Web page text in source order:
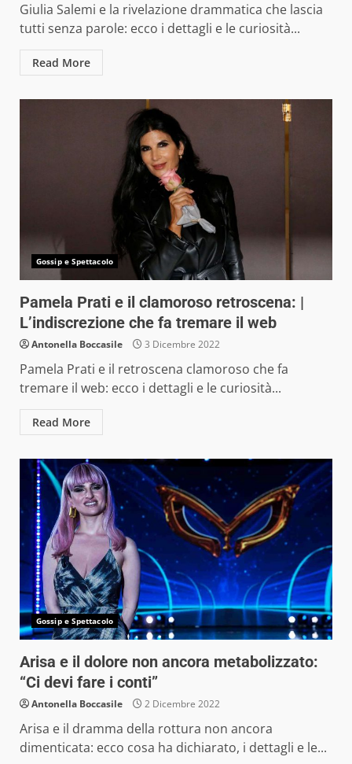
Giulia Salemi e la rivelazione drammatica che lascia
tutti senza parole: ecco i dettagli e le curiosità...
Read More
Gossip e Spettacolo
Pamela Prati e il clamoroso retroscena: |
L’indiscrezione che fa tremare il web
Antonella Boccasile 3 Dicembre 2022
Pamela Prati e il retroscena clamoroso che fa
tremare il web: ecco i dettagli e le curiosità...
Read More
Gossip e Spettacolo
Arisa e il dolore non ancora metabolizzato:
“Ci devi fare i conti”
Antonella Boccasile 2 Dicembre 2022
Arisa e il dramma della rottura non ancora
dimenticata: ecco cosa ha dichiarato, i dettagli e le...